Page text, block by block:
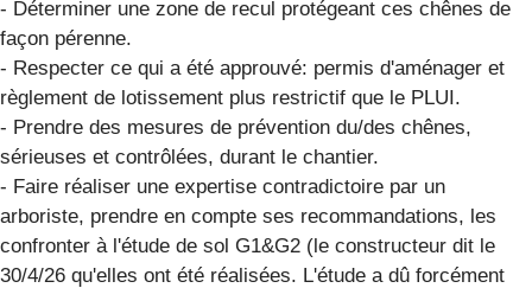
- Déterminer une zone de recul protégeant ces chênes de
façon pérenne.
- Respecter ce qui a été approuvé: permis d'aménager et
règlement de lotissement plus restrictif que le PLUI.
- Prendre des mesures de prévention du/des chênes,
sérieuses et contrôlées, durant le chantier.
- Faire réaliser une expertise contradictoire par un
arboriste, prendre en compte ses recommandations, les
confronter à l'étude de sol G1&G2 (le constructeur dit le
30/4/26 qu'elles ont été réalisées. L'étude a dû forcément